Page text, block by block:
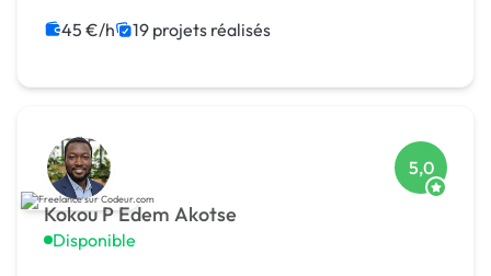
Back-end
45 €/h 19 projets réalisés
Kokou P Edem Akotse
Disponible
5,0